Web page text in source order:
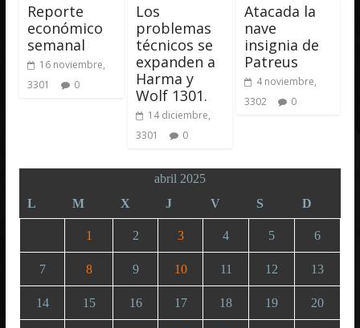
Reporte
económico
semanal
16 noviembre,
3301
0
Los
problemas
técnicos se
expanden a
Harma y
Wolf 1301.
14 diciembre,
3301
0
Atacada la
nave
insignia de
Patreus
4 noviembre,
3302
0
abril 2025
L
M X J V S D
1 2 3 4 5 6
7 8 9 10 11 12 13
14 15 16 17 18 19 20